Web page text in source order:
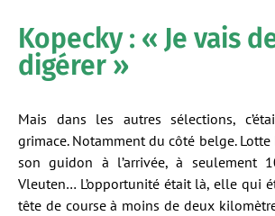
Kopecky : « Je vais
digérer »
Mais dans les autres sélections,
grimace. Notamment du côté belge. Lotte
son guidon à l’arrivée, à seulement
Vleuten… L’opportunité était là, elle qui
tête de course à moins de deux